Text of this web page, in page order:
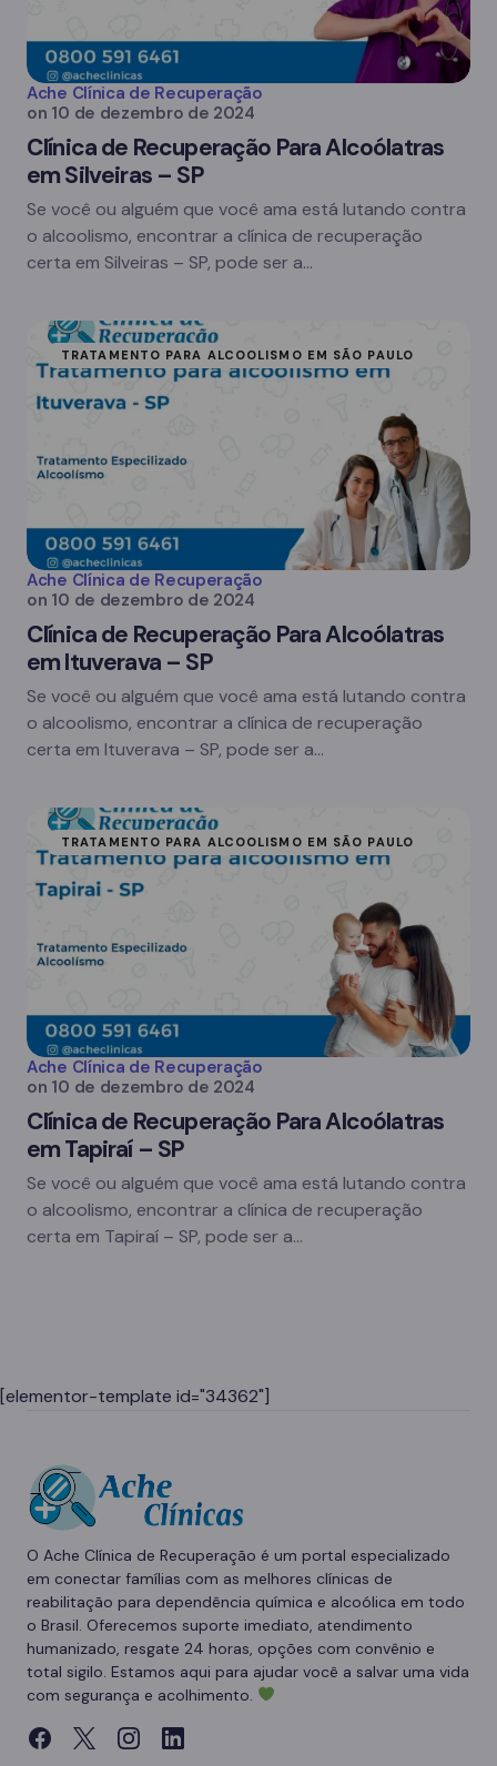
Ache Clínica de Recuperação
on 10 de dezembro de 2024
Clínica de Recuperação Para Alcoólatras
em Silveiras – SP
Se você ou alguém que você ama está lutando contra
o alcoolismo, encontrar a clínica de recuperação
certa em Silveiras – SP, pode ser a…
TRATAMENTO PARA ALCOOLISMO EM SÃO PAULO
Ache Clínica de Recuperação
on 10 de dezembro de 2024
Clínica de Recuperação Para Alcoólatras
em Ituverava – SP
Se você ou alguém que você ama está lutando contra
o alcoolismo, encontrar a clínica de recuperação
certa em Ituverava – SP, pode ser a…
TRATAMENTO PARA ALCOOLISMO EM SÃO PAULO
Ache Clínica de Recuperação
on 10 de dezembro de 2024
Clínica de Recuperação Para Alcoólatras
em Tapiraí – SP
Se você ou alguém que você ama está lutando contra
o alcoolismo, encontrar a clínica de recuperação
certa em Tapiraí – SP, pode ser a…
[elementor-template id="34362"]
O Ache Clínica de Recuperação é um portal especializado
em conectar famílias com as melhores clínicas de
reabilitação para dependência química e alcoólica em todo
o Brasil. Oferecemos suporte imediato, atendimento
humanizado, resgate 24 horas, opções com convênio e
total sigilo. Estamos aqui para ajudar você a salvar uma vida
com segurança e acolhimento.